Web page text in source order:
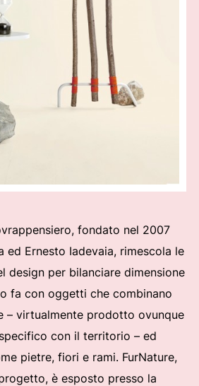
fondato nel 2007
ed Ernesto Iadevaia, rimescola le
design per bilanciare dimensione
fa con oggetti che combinano
– virtualmente prodotto ovunque
con il territorio – ed
pietre, fiori e rami. FurNature,
è esposto presso la